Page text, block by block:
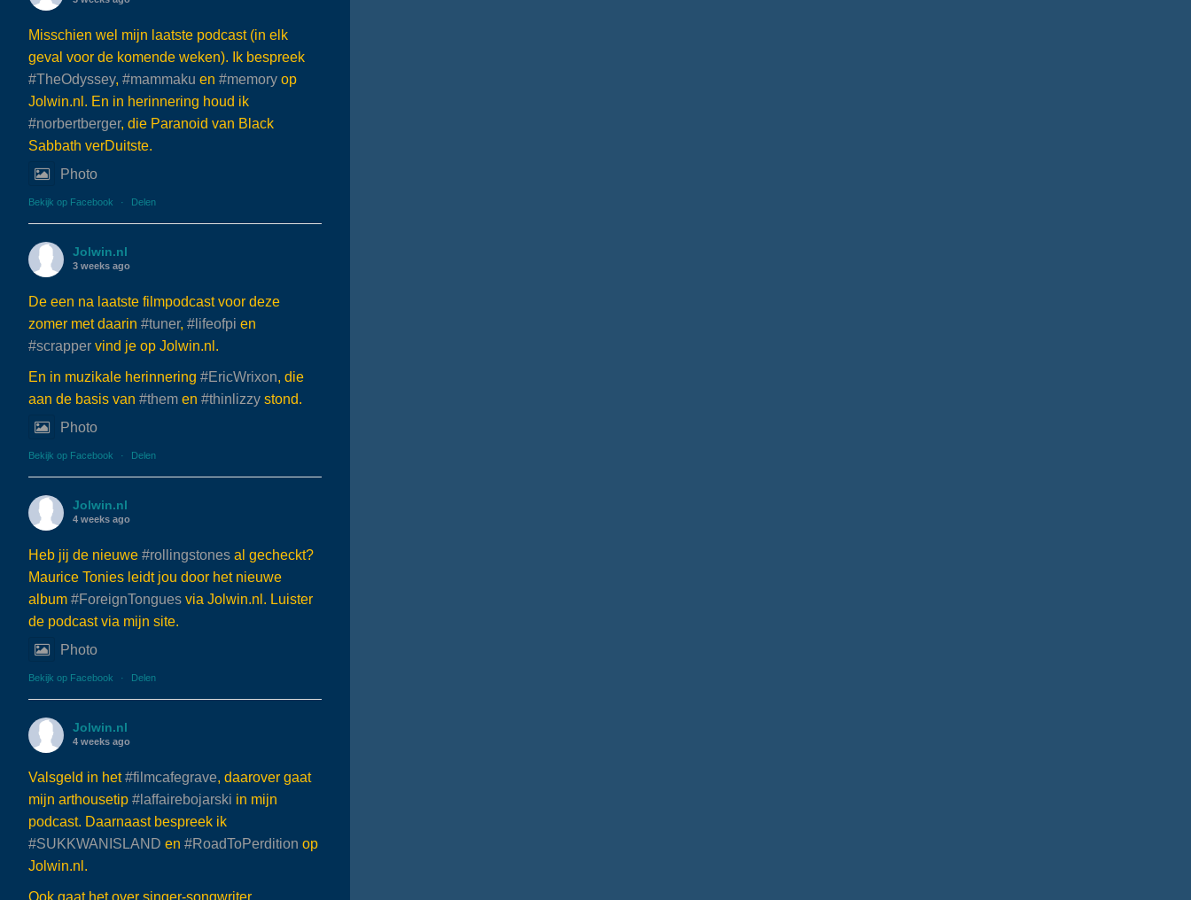
Misschien wel mijn laatste podcast (in elk
geval voor de komende weken). Ik bespreek
#TheOdyssey, #mammaku en #memory op
Jolwin.nl. En in herinnering houd ik
#norbertberger, die Paranoid van Black
Sabbath verDuitste.
Photo
Bekijk op Facebook · Delen
Jolwin.nl
3 weeks ago
De een na laatste filmpodcast voor deze
zomer met daarin #tuner, #lifeofpi en
#scrapper vind je op Jolwin.nl.
En in muzikale herinnering #EricWrixon, die
aan de basis van #them en #thinlizzy stond.
Photo
Bekijk op Facebook · Delen
Jolwin.nl
4 weeks ago
Heb jij de nieuwe #rollingstones al gecheckt?
Maurice Tonies leidt jou door het nieuwe
album #ForeignTongues via Jolwin.nl. Luister
de podcast via mijn site.
Photo
Bekijk op Facebook · Delen
Jolwin.nl
4 weeks ago
Valsgeld in het#filmcafegrave, daarover gaat
mijn arthousetip #laffairebojarski in mijn
podcast. Daarnaast bespreek ik
#SUKKWANISLAND en #RoadToPerdition op
Jolwin.nl.
Ook gaat het over singer-songwriter